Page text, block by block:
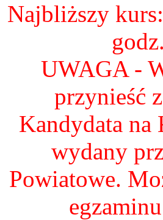
Najbliższy
UWAGA -
przynieść
Kandydata
wydany
Powiatowe.